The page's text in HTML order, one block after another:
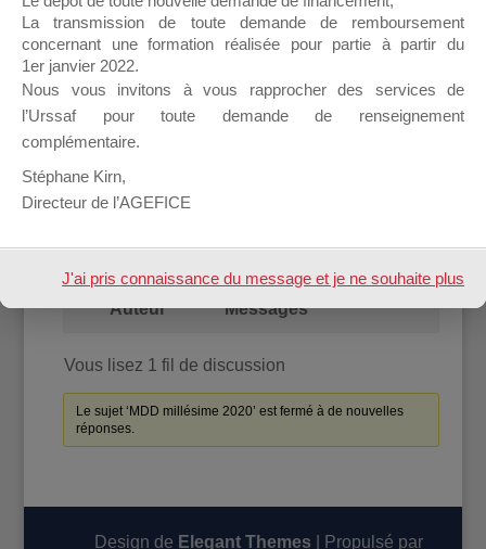
MDD millésime 2020
Auteur Messages
Auteur Messages
Vous lisez 1 fil de discussion
Le sujet ‘MDD millésime 2020’ est fermé à de nouvelles
réponses.
Design de Elegant Themes | Propulsé par
La transmission de toute demande de remboursement
concernant une formation réalisée pour partie à partir du
1er janvier 2022.
Nous vous invitons à vous rapprocher des services de
l’Urssaf pour toute demande de renseignement
complémentaire.
Stéphane Kirn,
Directeur de l’AGEFICE
J'ai pris connaissance du message et je ne souhaite plus